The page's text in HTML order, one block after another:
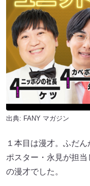
出典: FANY マガジン
１本目は漫才。ふだ
ポスター・永見が担
の漫才でした。